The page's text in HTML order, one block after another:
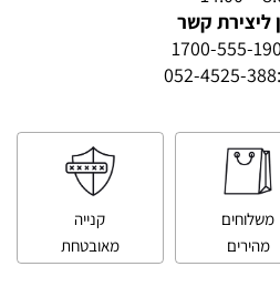
ליצירת קשר
1700-555-190
052-4525-388
משלוחים
מהירים
קנייה
מאובטחת